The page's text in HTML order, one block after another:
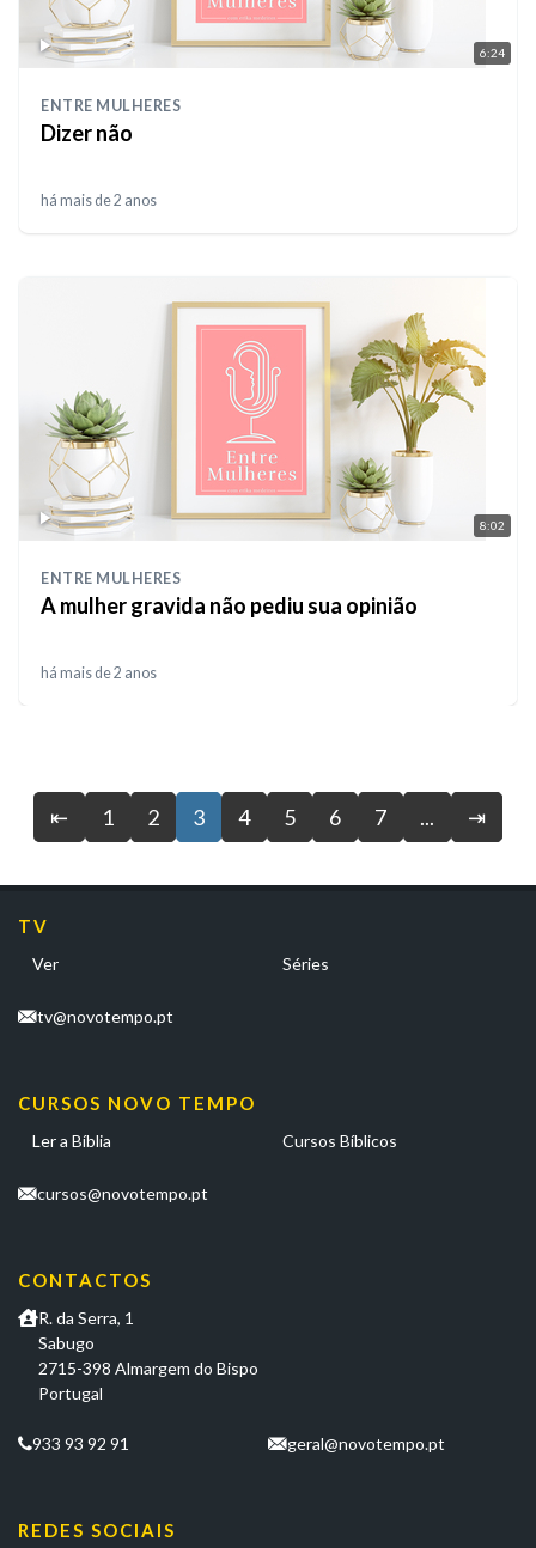
6:24
ENTRE MULHERES
Dizer não
há mais de 2 anos
8:02
ENTRE MULHERES
A mulher gravida não pediu sua opinião
há mais de 2 anos
⇤ 1 2 3 4 5 6 7 ... ⇥
TV
Ver Séries
tv@novotempo.pt
CURSOS NOVO TEMPO
Ler a Bíblia Cursos Bíblicos
cursos@novotempo.pt
CONTACTOS
R. da Serra, 1
Sabugo
2715-398 Almargem do Bispo
Portugal
933 93 92 91 geral@novotempo.pt
REDES SOCIAIS